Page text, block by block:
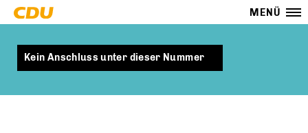
MENÜ
Kein Anschluss unter dieser Nummer